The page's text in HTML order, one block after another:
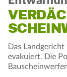
Das
evakuiert. Die